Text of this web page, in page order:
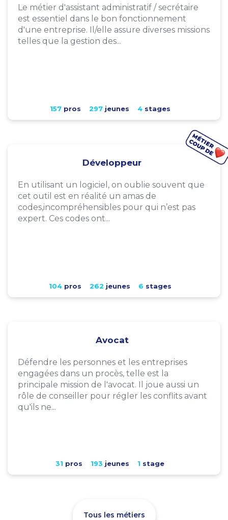
Le métier d'assistant administratif / secrétaire
est essentiel dans le bon fonctionnement
d'une entreprise. Il/elle assure diverses missions
telles que la gestion des...
157pros 297jeunes 4stages
Développeur
En utilisant un logiciel, on oublie souvent que
cet outil est en réalité un amas de
codes,incompréhensibles pour qui n’est pas
expert. Ces codes ont...
104pros 262 jeunes 6 stages
Avocat
Défendre les personnes et les entreprises
engagées dans un procès, telle est la
principale mission de l'avocat. Il joue aussi un
rôle de conseiller pour régler les conflits avant
qu'ils ne...
31 pros 193 jeunes 1 stage
Tous les métiers